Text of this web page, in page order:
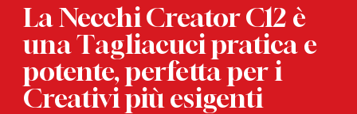
La Necchi Creator C12 è
una Tagliacuci pratica e
potente, perfetta per i
Creativi più esigenti